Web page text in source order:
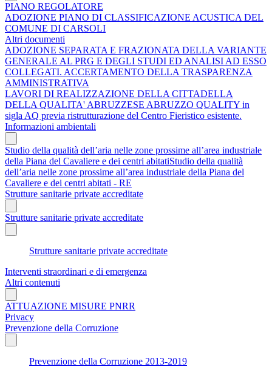
PIANO REGOLATORE
ADOZIONE PIANO DI CLASSIFICAZIONE ACUSTICA DEL
COMUNE DI CARSOLI
Altri documenti
ADOZIONE SEPARATA E FRAZIONATA DELLA VARIANTE
GENERALE AL PRG E DEGLI STUDI ED ANALISI AD ESSO
COLLEGATI. ACCERTAMENTO DELLA TRASPARENZA
AMMINISTRATIVA
LAVORI DI REALIZZAZIONE DELLA CITTADELLA
DELLA QUALITA' ABRUZZESE ABRUZZO QUALITY in
sigla AQ previa ristrutturazione del Centro Fieristico esistente.
Informazioni ambientali
Studio della qualità dell’aria nelle zone prossime all’area industriale
della Piana del Cavaliere e dei centri abitatiStudio della qualità
dell’aria nelle zone prossime all’area industriale della Piana del
Cavaliere e dei centri abitati - RE
Strutture sanitarie private accreditate
Strutture sanitarie private accreditate
Strutture sanitarie private accreditate
Interventi straordinari e di emergenza
Altri contenuti
ATTUAZIONE MISURE PNRR
Privacy
Prevenzione della Corruzione
Prevenzione della Corruzione 2013-2019